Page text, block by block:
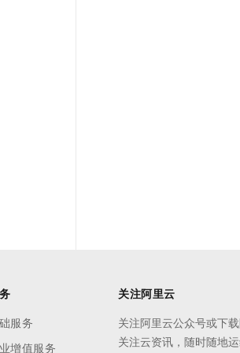
服务
增值服务
关注阿里云
关注阿里云公众号或下载
关注云资讯，随时随地